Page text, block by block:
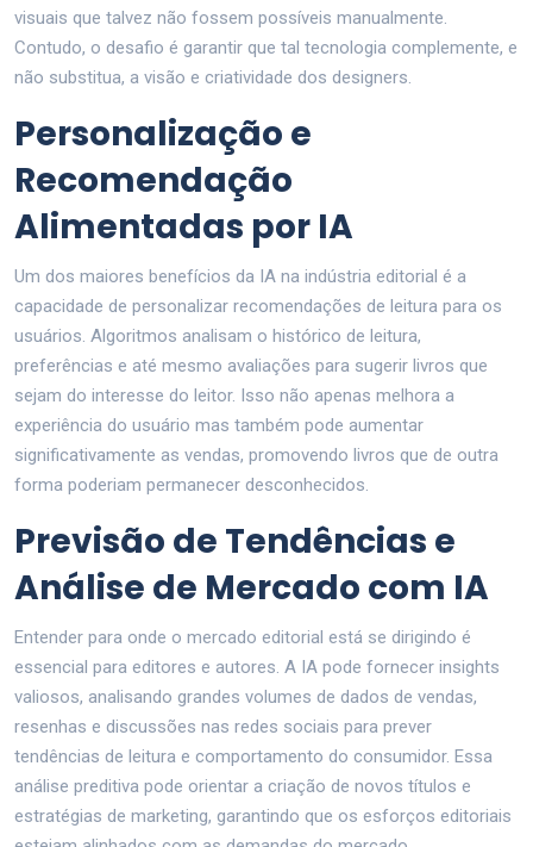
visuais que talvez não fossem possíveis manualmente.
Contudo, o desafio é garantir que tal tecnologia complemente, e
não substitua, a visão e criatividade dos designers.
Personalização e
Recomendação
Alimentadas por IA
Um dos maiores benefícios da IA na indústria editorial é a
capacidade de personalizar recomendações de leitura para os
usuários. Algoritmos analisam o histórico de leitura,
preferências e até mesmo avaliações para sugerir livros que
sejam do interesse do leitor. Isso não apenas melhora a
experiência do usuário mas também pode aumentar
significativamente as vendas, promovendo livros que de outra
forma poderiam permanecer desconhecidos.
Previsão de Tendências e
Análise de Mercado com IA
Entender para onde o mercado editorial está se dirigindo é
essencial para editores e autores. A IA pode fornecer insights
valiosos, analisando grandes volumes de dados de vendas,
resenhas e discussões nas redes sociais para prever
tendências de leitura e comportamento do consumidor. Essa
análise preditiva pode orientar a criação de novos títulos e
estratégias de marketing, garantindo que os esforços editoriais